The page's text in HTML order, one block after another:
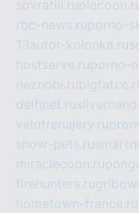
sovratili.ru
rbc-news.ruporno-
13autor-kolonka.ru
hostserve.ruporno-
neznobi.ru
delfinet.ru
velotrenajery.ru
show-pets.ru
miraclecoon.ru
firehunters.ru
hometown-france.ru